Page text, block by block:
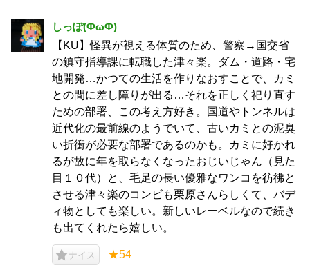
しっぽ(ФωФ)
【KU】怪異が視える体質のため、警察→国交省
の鎮守指導課に転職した津々楽。ダム・道路・宅
地開発…かつての生活を作りなおすことで、カミ
との間に差し障りが出る…それを正しく祀り直す
ための部署、この考え方好き。国道やトンネルは
近代化の最前線のようでいて、古いカミとの泥臭
い折衝が必要な部署であるのかも。カミに好かれ
るが故に年を取らなくなったおじいじゃん（見た
目１０代）と、毛足の長い優雅なワンコを彷彿と
させる津々楽のコンビも栗原さんらしくて、バデ
ィ物としても楽しい。新しいレーベルなので続き
も出てくれたら嬉しい。
ナイス ★54